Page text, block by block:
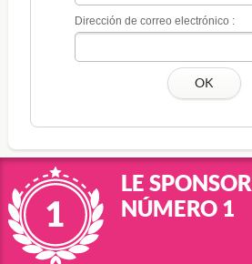
Dirección de correo electrónico :
OK
LE SPONSOR
NÚMERO 1